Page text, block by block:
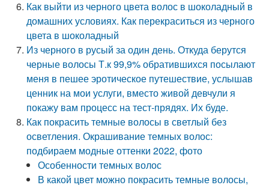
Как выйти из черного цвета волос в шоколадный в
домашних условиях. Как перекраситься из черного
цвета в шоколадный
Из черного в русый за один день. Откуда берутся
черные волосы Т.к 99,9% обратившихся посылают
меня в пешее эротическое путешествие, услышав
ценник на мои услуги, вместо живой девчули я
покажу вам процесс на тест-прядях. Их буде.
Как покрасить темные волосы в светлый без
осветления. Окрашивание темных волос:
подбираем модные оттенки 2022, фото
Особенности темных волос
В какой цвет можно покрасить темные волосы,